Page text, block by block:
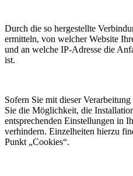
Durch die so hergestellte
ermitteln, von welcher Website
und an welche IP-Adresse die
ist.
Sofern Sie mit dieser
Sie die Möglichkeit, die
entsprechenden Einstellungen in
verhindern. Einzelheiten hierzu
Punkt „Cookies“.